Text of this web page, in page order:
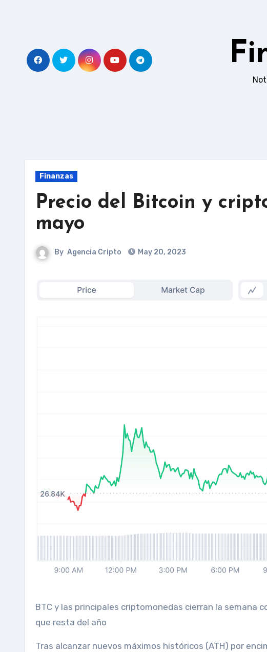
Finanzas
Precio del Bitcoin y
mayo
By Agencia Cripto May 20, 2023
BTC y las principales criptomonedas cierran la semana con números en rojo. Pronóstico de los expertos para lo
que resta del año
Tras alcanzar nuevos máximos históricos (ATH) por